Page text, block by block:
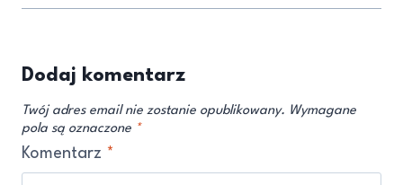
Dodaj komentarz
Twój adres email nie zostanie opublikowany. Wymagane
pola są oznaczone *
Komentarz *